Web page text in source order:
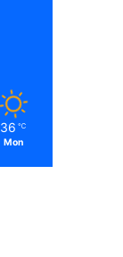
36 ℃
Mon